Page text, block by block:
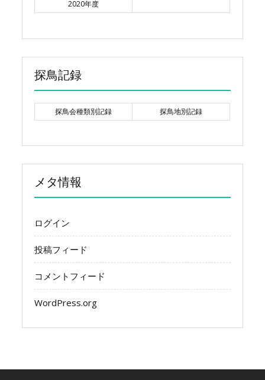
2020年度
探鳥記録
探鳥会種類別記録 探鳥地別記録
メタ情報
ログイン
投稿フィード
コメントフィード
WordPress.org